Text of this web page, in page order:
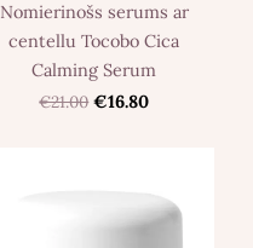
Nomierinošs serums ar
centellu Tocobo Cica
Calming Serum
€21.00 €16.80